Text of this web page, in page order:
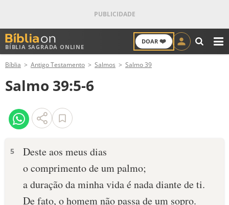
BÍBLIA SAGRADA ONLINE
DOAR ❤️
ANTIGO TESTAMENTO
NOVO TESTAMENTO
VERSÍCULOS
PALAVRA DO DIA
SALMO DO DIA
Bíblia Antigo Testamento Salmos Salmo 39
Salmo 39:5-6
5
Deste aos meus dias
o comprimento de um palmo;
a duração da minha vida é nada diante de ti.
De fato, o homem não passa de um sopro.